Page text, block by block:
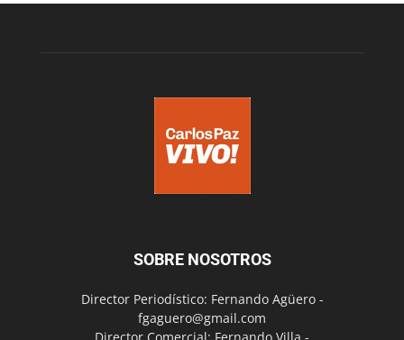
SOBRE NOSOTROS
Director Periodístico: Fernando Agüero -
fgaguero@gmail.com